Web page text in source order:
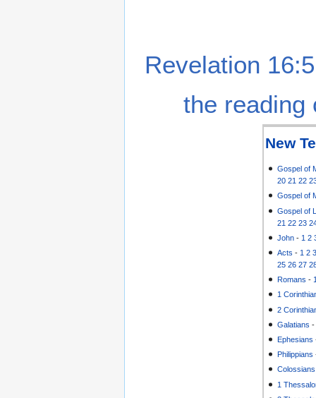
Revelation
the reading
New
Gospel of
20 21 22
Gospel of
Gospel of
21 22 23
John - 1 2
Acts - 1 2
25 26 27
Romans -
1
2
Galatians
Ephesians
Philippians
Colossians
1